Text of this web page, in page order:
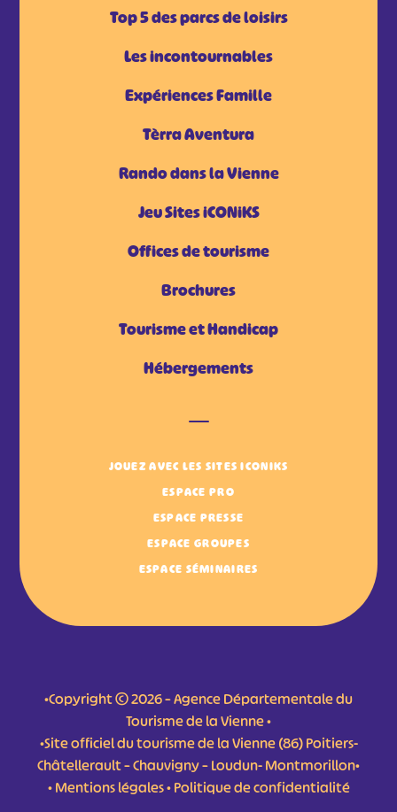
Top 5 des parcs de loisirs
Les incontournables
Expériences Famille
Tèrra Aventura
Rando dans la Vienne
Jeu Sites iCONiKS
Offices de tourisme
Brochures
Tourisme et Handicap
Hébergements
JOUEZ AVEC LES SITES ICONIKS
ESPACE PRO
ESPACE PRESSE
ESPACE GROUPES
ESPACE SÉMINAIRES
•Copyright © 2026 – Agence Départementale du
Tourisme de la Vienne •
•Site officiel du tourisme de la Vienne (86) Poitiers-
Châtellerault – Chauvigny – Loudun- Montmorillon•
•Mentions légales•Politique de confidentialité